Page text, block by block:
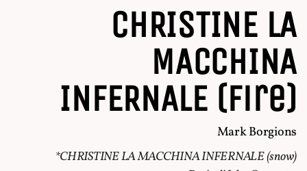
CHRISTINE LA
MACCHINA
INFERNALE (fire)
Mark Borgions
*CHRISTINE LA MACCHINA INFERNALE (snow)